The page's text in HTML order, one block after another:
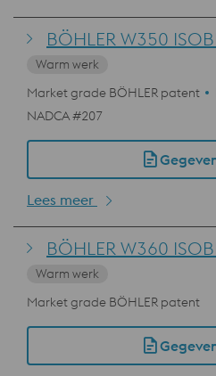
BÖHLER W350
Warm werk
Market grade BÖHLER patent
NADCA #207
Lees meer
BÖHLER W360
Warm werk
Market grade BÖHLER patent